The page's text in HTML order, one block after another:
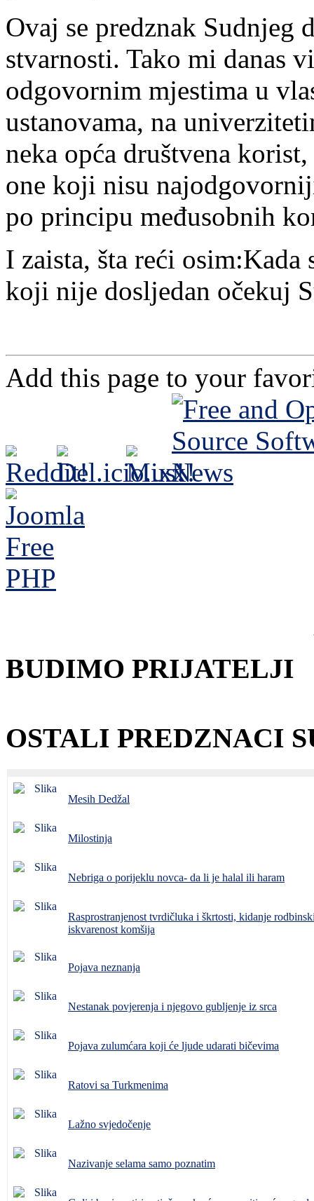
Ovaj se predznak Sudnjeg
stvarnosti. Tako mi danas
odgovornim mjestima u
ustanovama, na
neka opća društvena
one koji nisu
po principu međusobnih
I zaista, šta reći
koji nije dosljedan očekuj
Add this page to your
BUDIMO PRIJATELJI
OSTALI PREDZNACI
Mesih Dedžal
Milostinja
Nebriga o porijeklu novca- da li je halal ili haram
Rasprostranjenost tvrdičluka i škrtosti, kidanje
iskvarenost komšija
Pojava neznanja
Nestanak povjerenja i njegovo gubljenje iz srca
Pojava zulumćara koji će ljude udarati bičevima
Ratovi sa Turkmenima
Lažno svjedočenje
Nazivanje selama samo poznatim